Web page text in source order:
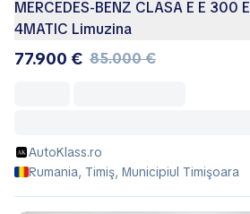
MERCEDES-BENZ CLASA E E 300 E
4MATIC Limuzina
77.900 € 85.000 €
AutoKlass.ro
Rumania, Timiş, Municipiul Timişoara